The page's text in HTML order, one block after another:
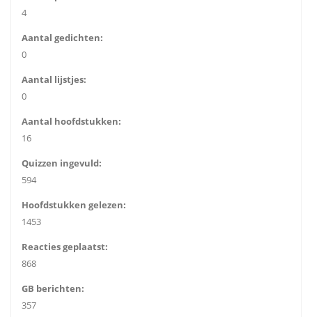
4
Aantal gedichten:
0
Aantal lijstjes:
0
Aantal hoofdstukken:
16
Quizzen ingevuld:
594
Hoofdstukken gelezen:
1453
Reacties geplaatst:
868
GB berichten:
357